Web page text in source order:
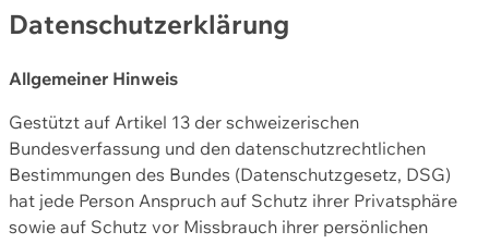
Datenschutzerklärung
Allgemeiner Hinweis
Gestützt auf Artikel 13 der schweizerischen
Bundesverfassung und den datenschutzrechtlichen
Bestimmungen des Bundes (Datenschutzgesetz, DSG)
hat jede Person Anspruch auf Schutz ihrer Privatsphäre
sowie auf Schutz vor Missbrauch ihrer persönlichen